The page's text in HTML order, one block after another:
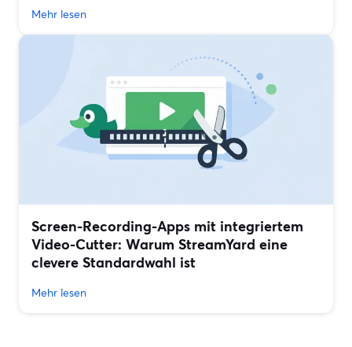
Mehr lesen
Screen-Recording-Apps mit integriertem
Video-Cutter: Warum StreamYard eine
clevere Standardwahl ist
Mehr lesen